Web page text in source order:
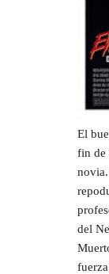
El
fin de
del